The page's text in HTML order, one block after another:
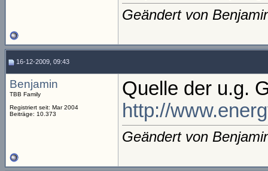
Geändert von
16-12-2009, 09:43
Benjamin
TBB Family
Registriert seit: Mar 2004
Beiträge: 10.373
Quelle der u.g.
http://
Geändert von